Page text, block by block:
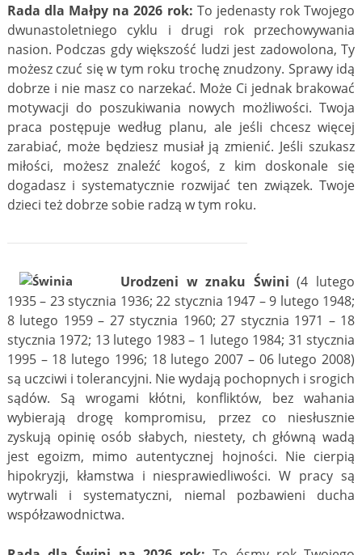
Rada dla Małpy na 2026 rok: To jedenasty rok Twojego
dwunastoletniego cyklu i drugi rok przechowywania
nasion. Podczas gdy większość ludzi jest zadowolona, Ty
możesz czuć się w tym roku trochę znudzony. Sprawy idą
dobrze i nie masz co narzekać. Może Ci jednak brakować
motywacji do poszukiwania nowych możliwości. Twoja
praca postępuje według planu, ale jeśli chcesz więcej
zarabiać, może będziesz musiał ją zmienić. Jeśli szukasz
miłości, możesz znaleźć kogoś, z kim doskonale się
dogadasz i systematycznie rozwijać ten związek. Twoje
dzieci też dobrze sobie radzą w tym roku.
Urodzeni w znaku Świni (4 lutego
1935 – 23 stycznia 1936; 22 stycznia 1947 – 9 lutego 1948;
8 lutego 1959 – 27 stycznia 1960; 27 stycznia 1971 – 18
stycznia 1972; 13 lutego 1983 – 1 lutego 1984; 31 stycznia
1995 – 18 lutego 1996; 18 lutego 2007 – 06 lutego 2008)
są uczciwi i tolerancyjni. Nie wydają pochopnych i srogich
sądów. Są wrogami kłótni, konfliktów, bez wahania
wybierają drogę kompromisu, przez co niesłusznie
zyskują opinię osób słabych, niestety, ch główną wadą
jest egoizm, mimo autentycznej hojności. Nie cierpią
hipokryzji, kłamstwa i niesprawiedliwości. W pracy są
wytrwali i systematyczni, niemal pozbawieni ducha
współzawodnictwa.